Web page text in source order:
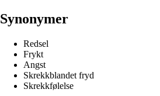
Synonymer
Redsel
Frykt
Angst
Skrekkblandet fryd
Skrekkfølelse